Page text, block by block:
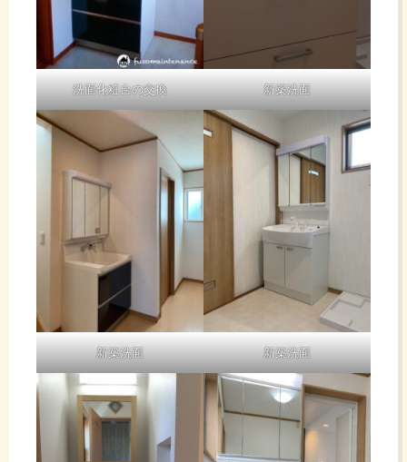
洗面化粧台の交換 新築洗面
新築洗面 新築洗面